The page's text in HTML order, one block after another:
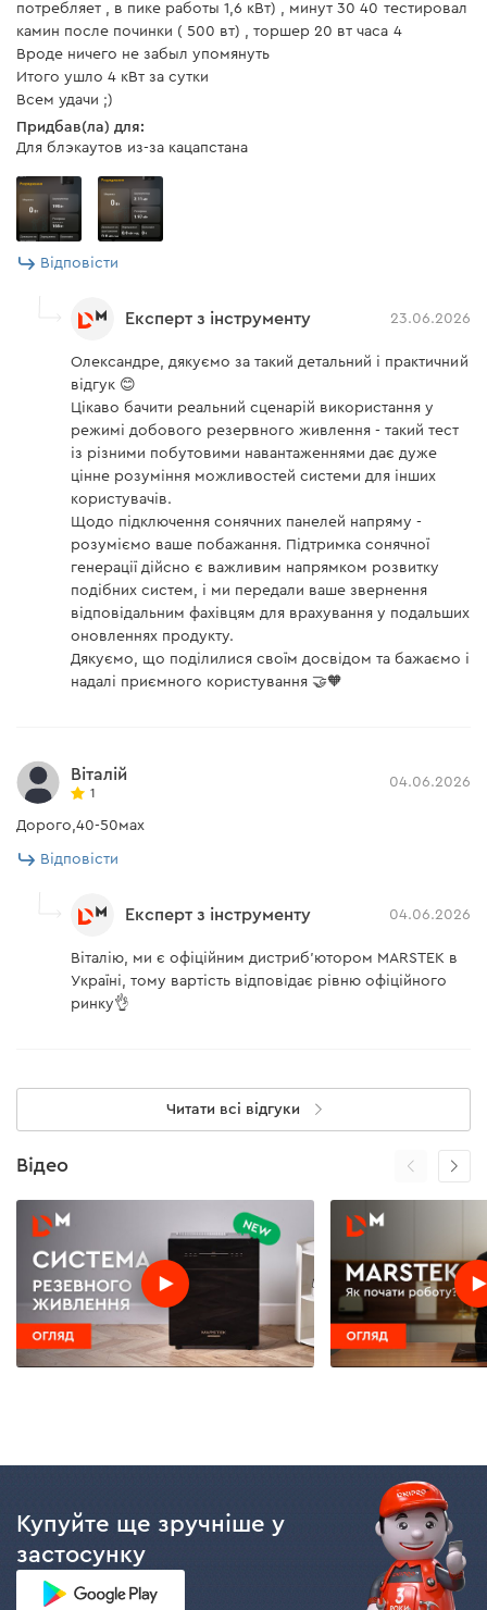
підключити її до мережі та налаштувати через
застосунок MARSTEK APP (Wi-Fi / Bluetooth). Він дає
змогу:
• моніторити споживання та генерацію;
• керувати режимами роботи;
• налаштовувати заряджання та розряджання в
реальному часі.
Пристрій має шестирівневий захист BMS. Він
захищений від короткого замикання, перевантаження і
перегріву. Герметичний корпус із класом захисту IP65
гарантує захист від пилу та вологи й стабільну роботу
навіть у складних умовах використання.
Інтерфейси підключення та
індикація
• GRID (вхід/вихід) — підключення до домашньої
• RS485 — підключення лічильників та зовнішніх
пристроїв.
• LAN — дротове інтернет-з’єднання.
Світлодіодні індикатори на передній панелі
відображають стан мережі, резервного режиму,
рівень заряду, статус помилок, підключення CT, Wi-Fi
потребляет , в пике работы 1,6 кВт) , минут 30 40 тестировал
камин после починки ( 500 вт) , торшер 20 вт часа 4
Вроде ничего не забыл упомянуть
Итого ушло 4 кВт за сутки
Всем удачи ;)
Придбав(ла) для:
Для блэкаутов из-за кацапстана
Відповісти
Експерт з інструменту 23.06.2026
Олександре, дякуємо за такий детальний і практичний
відгук 😊
Цікаво бачити реальний сценарій використання у
режимі добового резервного живлення - такий тест
із різними побутовими навантаженнями дає дуже
цінне розуміння можливостей системи для інших
користувачів.
Щодо підключення сонячних панелей напряму -
розуміємо ваше побажання. Підтримка сонячної
генерації дійсно є важливим напрямком розвитку
подібних систем, і ми передали ваше звернення
відповідальним фахівцям для врахування у подальших
оновленнях продукту.
Дякуємо, що поділилися своїм досвідом та бажаємо і
надалі приємного користування 🤝🧡
Віталій
1
04.06.2026
Дорого,40-50мах
Відповісти
Експерт з інструменту 04.06.2026
Віталію, ми є офіційним дистриб’ютором MARSTEK в
Україні, тому вартість відповідає рівню офіційного
ринку👌
Читати всі відгуки
Відео
Купуйте ще зручніше у
застосунку